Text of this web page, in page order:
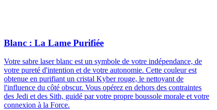
Blanc : La Lame Purifiée
Votre sabre laser blanc est un symbole de votre indépendance, de
votre pureté d'intention et de votre autonomie. Cette couleur est
obtenue en purifiant un cristal Kyber rouge, le nettoyant de
l'influence du côté obscur. Vous opérez en dehors des contraintes
des Jedi et des Sith, guidé par votre propre boussole morale et votre
connexion à la Force.